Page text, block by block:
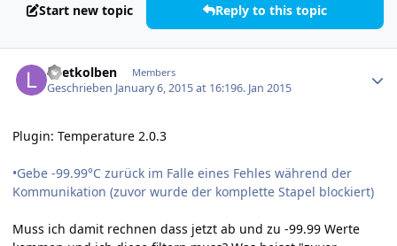
Start new topic Reply to this topic
Loetkolben Members
Geschrieben January 6, 2015 at 16:196. Jan 2015
Plugin: Temperature 2.0.3
•Gebe -99.99°C zurück im Falle eines Fehles während der
Kommunikation (zuvor wurde der komplette Stapel blockiert)
Muss ich damit rechnen dass jetzt ab und zu -99.99 Werte